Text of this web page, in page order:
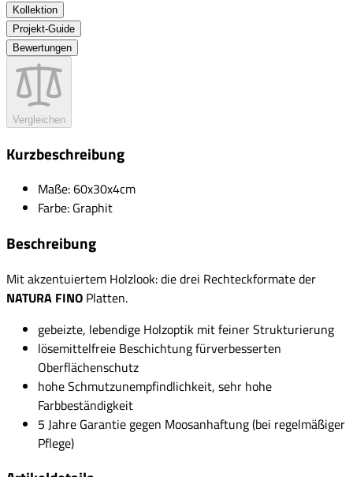
Kollektion
Projekt-Guide
Bewertungen
Vergleichen
Kurzbeschreibung
Maße: 60x30x4cm
Farbe: Graphit
Beschreibung
Mit akzentuiertem Holzlook: die drei Rechteckformate der
NATURA FINO Platten.
gebeizte, lebendige Holzoptik mit feiner Strukturierung
lösemittelfreie Beschichtung fürverbesserten
Oberflächenschutz
hohe Schmutzunempfindlichkeit, sehr hohe
Farbbeständigkeit
5 Jahre Garantie gegen Moosanhaftung (bei regelmäßiger
Pflege)